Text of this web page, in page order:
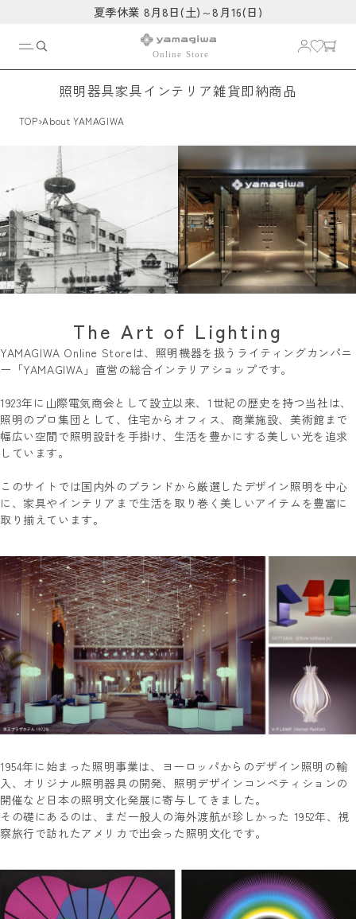
夏季休業 8月8日(土)～8月16(日)
照明器具家具インテリア雑貨即納商品
TOP›About YAMAGIWA
The Art of Lighting
YAMAGIWA Online Storeは、照明機器を扱うライティングカンパニ
ー「YAMAGIWA」直営の総合インテリアショップです。
1923年に山際電気商会として設立以来、1世紀の歴史を持つ当社は、
照明のプロ集団として、住宅からオフィス、商業施設、美術館まで
幅広い空間で照明設計を手掛け、生活を豊かにする美しい光を追求
しています。
このサイトでは国内外のブランドから厳選したデザイン照明を中心
に、家具やインテリアまで生活を取り巻く美しいアイテムを豊富に
取り揃えています。
1954年に始まった照明事業は、ヨーロッパからのデザイン照明の輸
入、オリジナル照明器具の開発、照明デザインコンペティションの
開催など日本の照明文化発展に寄与してきました。
その礎にあるのは、まだ一般人の海外渡航が珍しかった 1952年、視
察旅行で訪れたアメリカで出会った照明文化です。